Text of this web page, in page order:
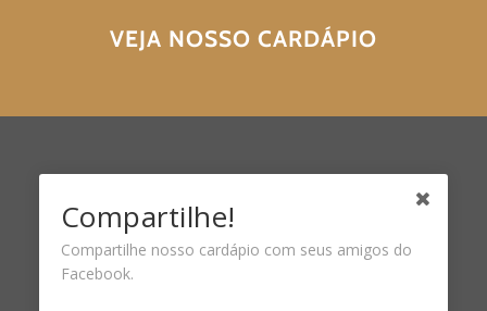
VEJA NOSSO CARDÁPIO
Compartilhe!
Compartilhe nosso cardápio com seus amigos do
Facebook.